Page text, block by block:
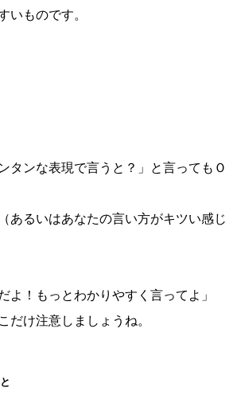
いものです。
タンな表現で言うと？」と言ってもＯ
あるいはあなたの言い方がキツい感じ
よ！もっとわかりやすく言ってよ」
だけ注意しましょうね。